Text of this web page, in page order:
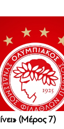
(Μέρος 7)